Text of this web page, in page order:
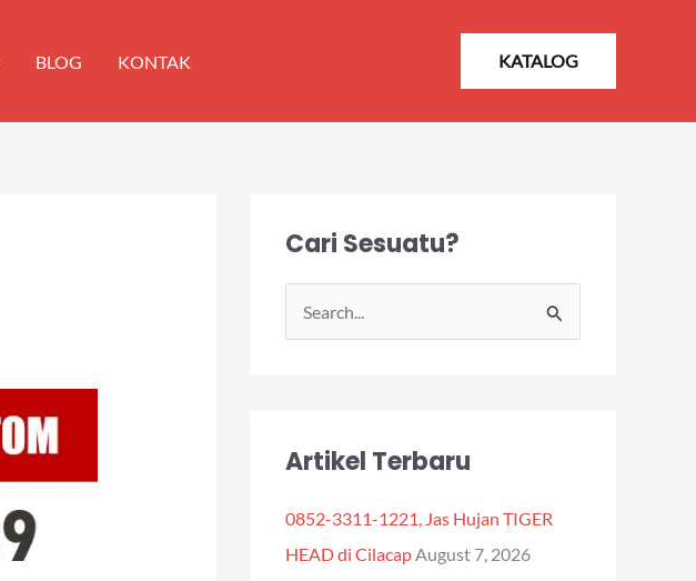
BLOG KONTAK KATALOG
Cari Sesuatu?
c
f
o
Artikel Terbaru
0852-3311-1221, Jas Hujan TIGER
HEAD di CilacapAugust 7, 2026